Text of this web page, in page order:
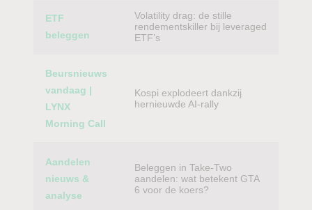
ETF
beleggen
Volatility drag: de stille
rendementskiller bij leveraged
ETF’s
Beursnieuws
vandaag |
LYNX
Morning Call
Kospi explodeert dankzij
hernieuwde AI-rally
Aandelen
nieuws &
analyse
Beleggen in Take-Two
aandelen: wat betekent GTA
6 voor de koers?